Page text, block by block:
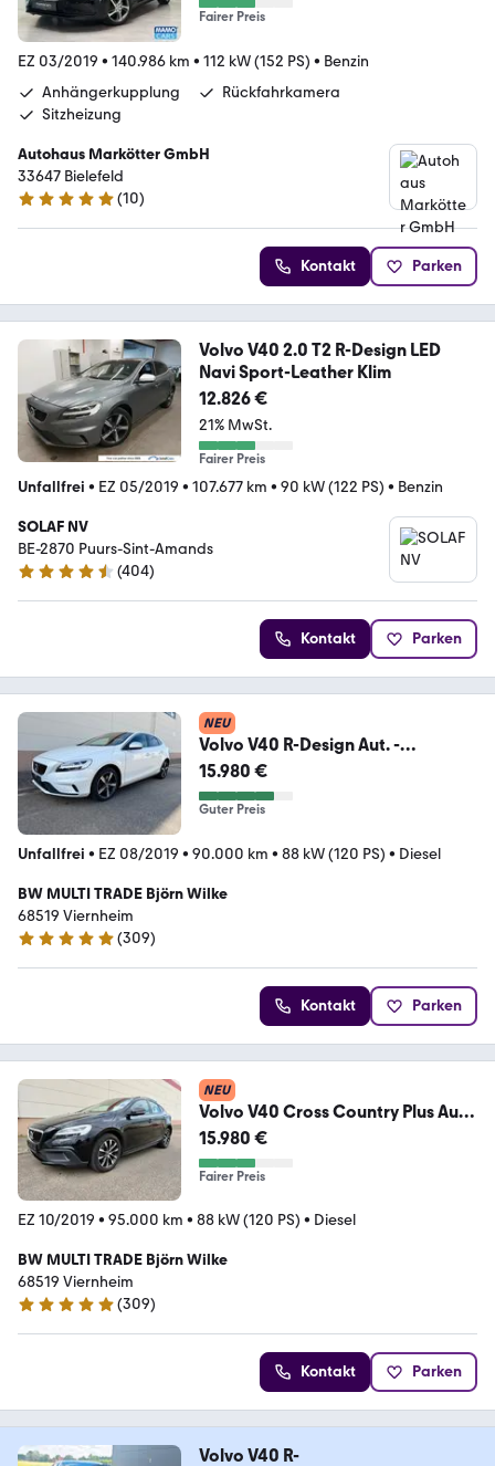
Fairer Preis
EZ 03/2019 • 140.986 km • 112 kW (152 PS) • Benzin
Anhängerkupplung
Rückfahrkamera
Sitzheizung
Autohaus Markötter GmbH
33647 Bielefeld
5 Sterne
(10)
Kontakt Parken
Volvo V40 2.0 T2 R-Design LED
Navi Sport-Leather Klim
12.826 €
21% MwSt.
Fairer Preis
Unfallfrei • EZ 05/2019 • 107.677 km • 90 kW (122 PS) • Benzin
SOLAF NV
BE-2870 Puurs-Sint-Amands
4.5 Sterne
(404)
Kontakt Parken
NEU
Volvo V40 R-Design Aut. -
LED+NAVI+VOLLEDER+BLIS+CAM
15.980 €
Guter Preis
Unfallfrei • EZ 08/2019 • 90.000 km • 88 kW (120 PS) • Diesel
BW MULTI TRADE Björn Wilke
68519 Viernheim
4.9 Sterne
(309)
Kontakt Parken
NEU
Volvo V40 Cross Country Plus Aut.
- NAVI + SHZ + LED
15.980 €
Fairer Preis
EZ 10/2019 • 95.000 km • 88 kW (120 PS) • Diesel
BW MULTI TRADE Björn Wilke
68519 Viernheim
4.9 Sterne
(309)
Kontakt Parken
Volvo V40 R-